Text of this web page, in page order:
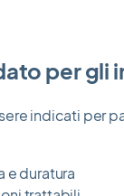
per gli
indicati per
e duratura